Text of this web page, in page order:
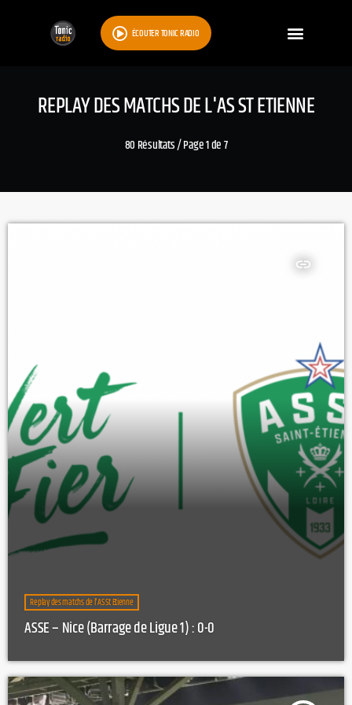
ÉCOUTER TONIC RADIO
REPLAY DES MATCHS DE L'AS ST ETIENNE
80 Résultats / Page 1 de 7
insert_link
Replay des matchs de l'AS St Etienne
ASSE – Nice (Barrage de Ligue 1) : 0-0